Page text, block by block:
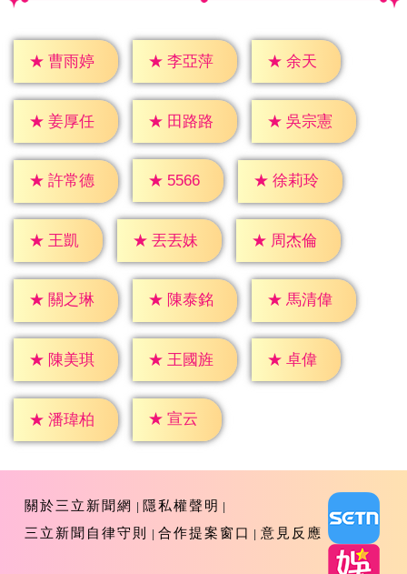
★ 曹雨婷 ★ 李亞萍 ★ 余天
★ 姜厚任 ★ 田路路 ★ 吳宗憲
★ 許常德 ★ 5566 ★ 徐莉玲
★ 王凱 ★ 丟丟妹 ★ 周杰倫
★ 關之琳 ★ 陳泰銘 ★ 馬清偉
★ 陳美琪 ★ 王國旌 ★ 卓偉
★ 潘瑋柏 ★ 宣云
關於三立新聞網
隱私權聲明
三立新聞自律守則
合作提案窗口 意見反應